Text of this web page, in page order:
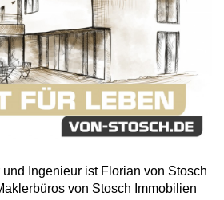
Ingenieur ist Florian von Stosch
von Stosch Immobilien